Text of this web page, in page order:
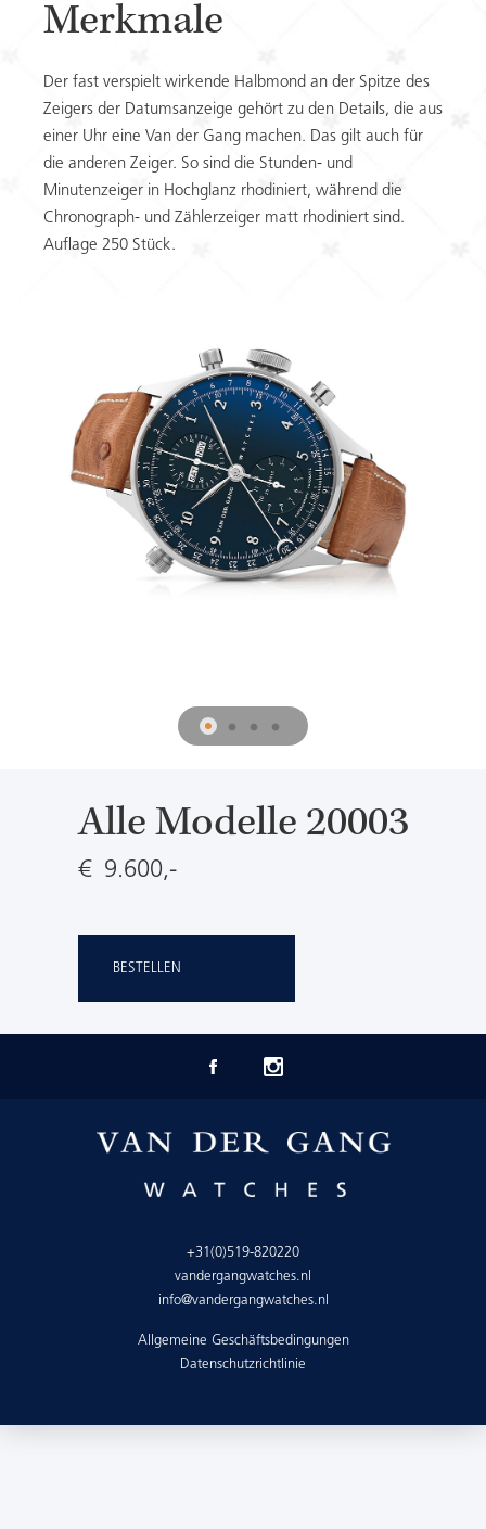
Merkmale
Der fast verspielt wirkende Halbmond an der Spitze des
Zeigers der Datumsanzeige gehört zu den Details, die aus
einer Uhr eine Van der Gang machen. Das gilt auch für
die anderen Zeiger. So sind die Stunden- und
Minutenzeiger in Hochglanz rhodiniert, während die
Chronograph- und Zählerzeiger matt rhodiniert sind.
Auflage 250 Stück.
Alle Modelle 20003
€ 9.600,-
BESTELLEN
+31(0)519-820220
vandergangwatches.nl
info@vandergangwatches.nl
Allgemeine Geschäftsbedingungen
Datenschutzrichtlinie